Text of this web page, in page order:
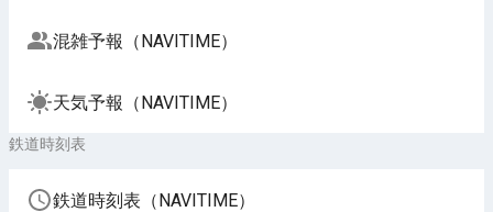
混雑予報（NAVITIME）
天気予報（NAVITIME）
鉄道時刻表
鉄道時刻表（NAVITIME）